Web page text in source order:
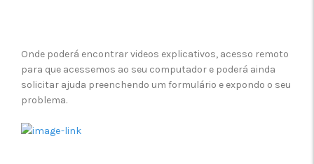
Onde poderá encontrar videos explicativos, acesso remoto
para que acessemos ao seu computador e poderá ainda
solicitar ajuda preenchendo um formulário e expondo o seu
problema.